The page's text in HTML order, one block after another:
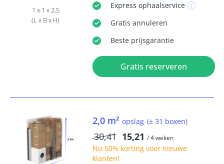
1 x 1 x 2,5
(L x B x H)
Express ophaalservice
Gratis annuleren
Beste prijsgarantie
Gratis reserveren
2,0 m² opslag (± 31 boxen)
30,41 15,21 / 4 weken
Nu 50% kortingvoor nieuwe
klanten!